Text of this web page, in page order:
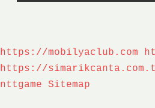
https://mobilyaclub.com
https://
nttgame
Sitemap